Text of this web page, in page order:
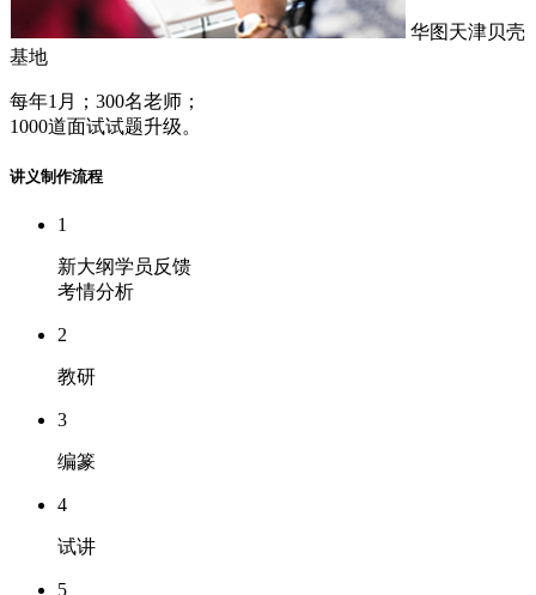
华图天津贝壳
基地
每年1月；300名老师；
1000道面试试题升级。
讲义制作流程
1
新大纲学员反馈
考情分析
2
教研
3
编篆
4
试讲
5